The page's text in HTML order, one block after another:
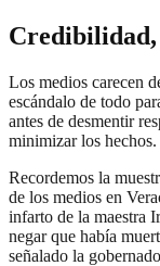
Credibilidad,
Los medios carecen
escándalo de todo
antes de desmentir
minimizar los hechos.
Recordemos la
de los medios en
infarto de la maestra
negar que había
señalado la